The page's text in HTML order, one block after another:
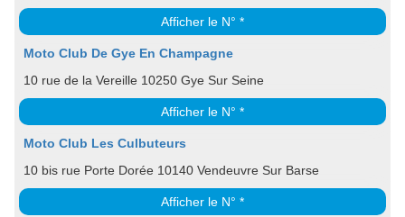
Afficher le N° *
Moto Club De Gye En Champagne
10 rue de la Vereille 10250 Gye Sur Seine
Afficher le N° *
Moto Club Les Culbuteurs
10 bis rue Porte Dorée 10140 Vendeuvre Sur Barse
Afficher le N° *